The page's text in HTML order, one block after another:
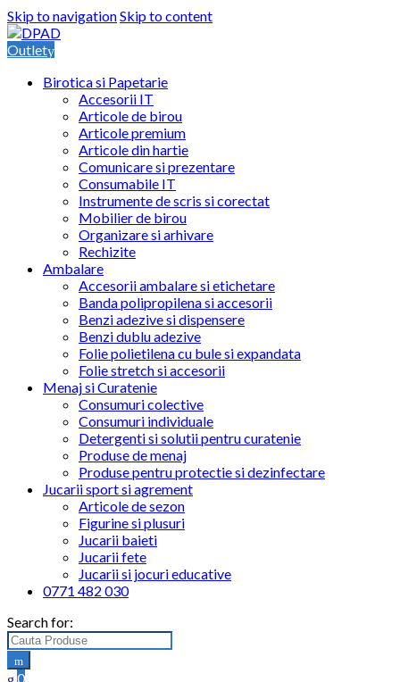
Skip to navigationSkip to content
Outlet
Birotica si Papetarie
Accesorii IT
Articole de birou
Articole premium
Articole din hartie
Comunicare si prezentare
Consumabile IT
Instrumente de scris si corectat
Mobilier de birou
Organizare si arhivare
Rechizite
Ambalare
Accesorii ambalare si etichetare
Banda polipropilena si accesorii
Benzi adezive si dispensere
Benzi dublu adezive
Folie polietilena cu bule si expandata
Folie stretch si accesorii
Menaj si Curatenie
Consumuri colective
Consumuri individuale
Detergenti si solutii pentru curatenie
Produse de menaj
Produse pentru protectie si dezinfectare
Jucarii sport si agrement
Articole de sezon
Figurine si plusuri
Jucarii baieti
Jucarii fete
Jucarii si jocuri educative
0771 482 030
Search for:
0